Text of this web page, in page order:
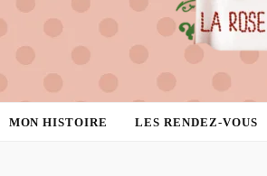
MON HISTOIRE LES RENDEZ-VOUS